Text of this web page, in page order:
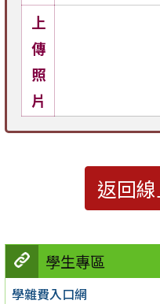
學生專區
學雜費入口網
上
傳
照
片
返回